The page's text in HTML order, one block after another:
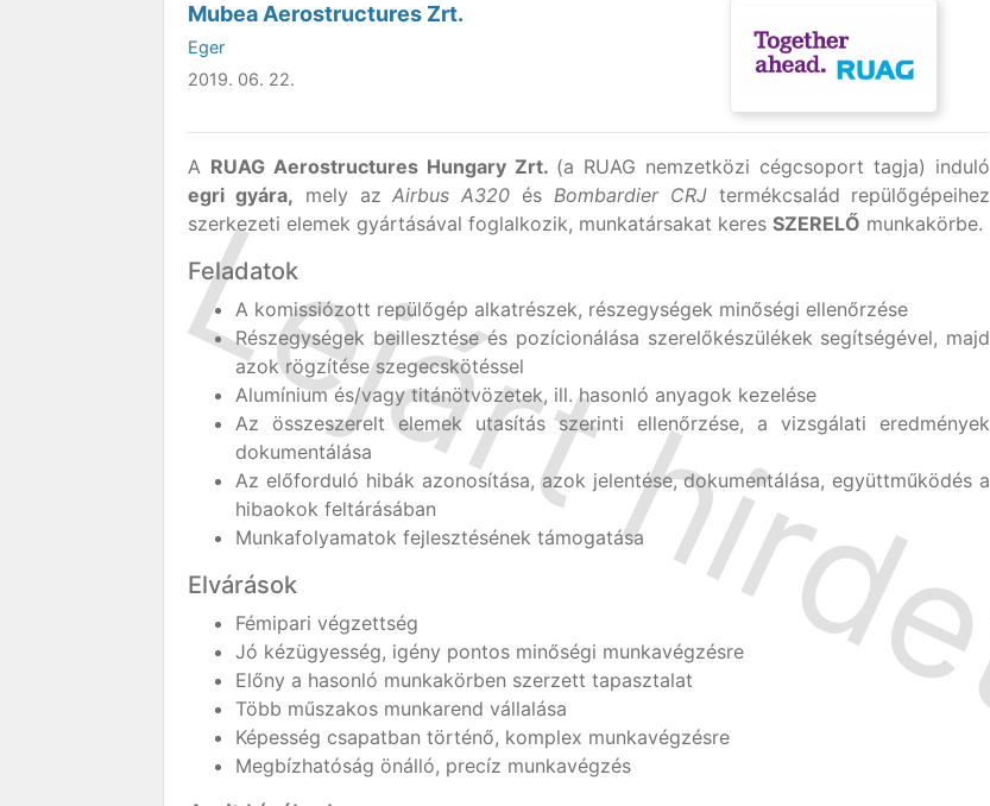
Mubea Aerostructures Zrt.
Eger
2019. 06. 22.
A RUAG Aerostructures Hungary Zrt. (a RUAG nemzetközi cégcsoport tagja) induló
egri gyára, mely azAirbus A320 és Bombardier CRJtermékcsalád repülőgépeihez
szerkezeti elemek gyártásával foglalkozik, munkatársakat keres SZERELŐ munkakörbe.
Feladatok
A komissiózott repülőgép alkatrészek, részegységek minőségi ellenőrzése
Részegységek beillesztése és pozícionálása szerelőkészülékek segítségével, majd
azok rögzítése szegecskötéssel
Alumínium és/vagy titánötvözetek, ill. hasonló anyagok kezelése
Az összeszerelt elemek utasítás szerinti ellenőrzése, a vizsgálati eredmények
dokumentálása
Az előforduló hibák azonosítása, azok jelentése, dokumentálása, együttműködés a
hibaokok feltárásában
Munkafolyamatok fejlesztésének támogatása
Elvárások
Fémipari végzettség
Jó kézügyesség, igény pontos minőségi munkavégzésre
Előny a hasonló munkakörben szerzett tapasztalat
Több műszakos munkarend vállalása
Képesség csapatban történő, komplex munkavégzésre
Megbízhatóság önálló, precíz munkavégzés